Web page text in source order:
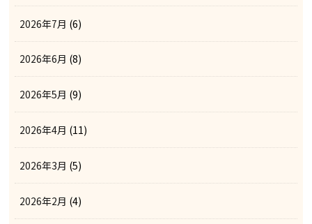
2026年7月 (6)
2026年6月 (8)
2026年5月 (9)
2026年4月 (11)
2026年3月 (5)
2026年2月 (4)